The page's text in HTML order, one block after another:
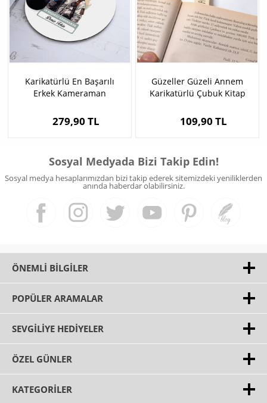
Karikatürlü En Başarılı
Erkek Kameraman
279,90 TL
Güzeller Güzeli Annem
Karikatürlü Çubuk Kitap
109,90 TL
Sosyal Medyada Bizi Takip Edin!
Sosyal medya hesaplarımızdan bizi takip ederek sitemizdeki yeniliklerden
anında haberdar olabilirsiniz.
ÖNEMLI BILGILER
POPÜLER ARAMALAR
SEVGILIYE HEDIYELER
ÖZEL GÜNLER
KATEGORILER